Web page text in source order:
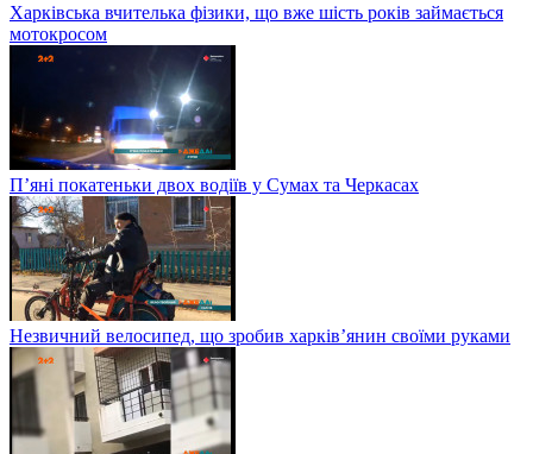
Харківська вчителька фізики, що вже шість років займається
мотокросом
П’яні покатеньки двох водіїв у Сумах та Черкасах
Незвичний велосипед, що зробив харків’янин своїми руками